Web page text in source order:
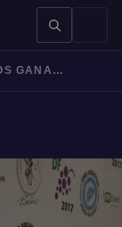
BUSCAR →
REPASANDO LOS GANADORES DEL DESAFÍO FEDERAL